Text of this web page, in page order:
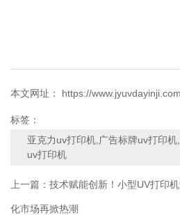
本文网址： https://
标签：
亚克力uv打印机,广告标牌uv打印
uv打印机
上一篇： 技术赋能创新！小型UV打印
化市场再掀热潮